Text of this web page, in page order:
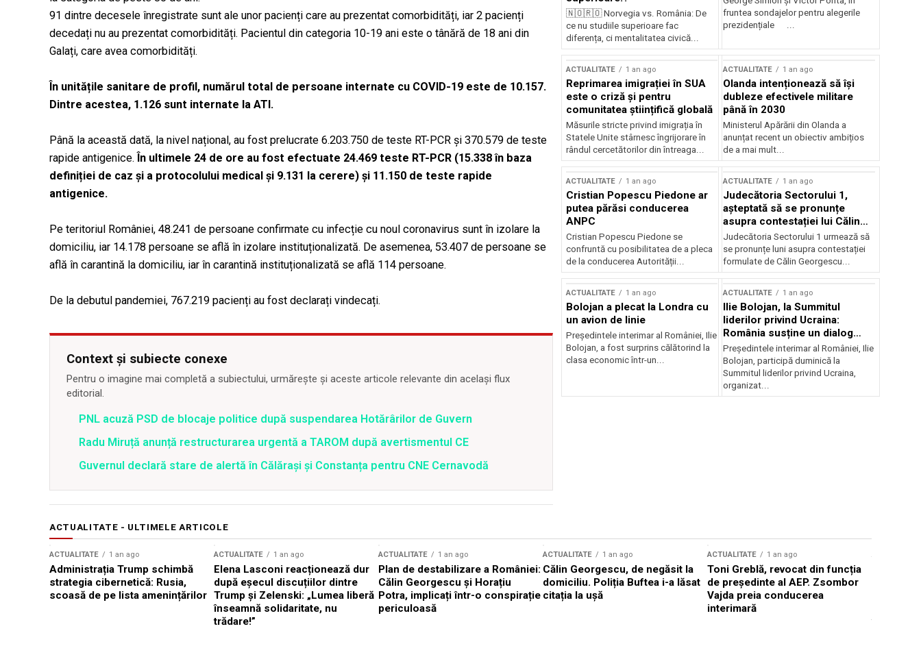
91 dintre decesele înregistrate sunt ale unor pacienți care au prezentat comorbidități, iar 2 pacienți
decedați nu au prezentat comorbidități. Pacientul din categoria 10-19 ani este o tânără de 18 ani din
Galați, care avea comorbidități.
În unitățile sanitare de profil, numărul total de persoane internate cu COVID-19 este de 10.157.
Dintre acestea, 1.126 sunt internate la ATI.
Până la această dată, la nivel național, au fost prelucrate 6.203.750 de teste RT-PCR și 370.579 de teste
rapide antigenice. În ultimele 24 de ore au fost efectuate 24.469 teste RT-PCR (15.338 în baza
definiției de caz și a protocolului medical și 9.131 la cerere) și 11.150 de teste rapide
antigenice.
Pe teritoriul României, 48.241 de persoane confirmate cu infecție cu noul coronavirus sunt în izolare la
domiciliu, iar 14.178 persoane se află în izolare instituționalizată. De asemenea, 53.407 de persoane se
află în carantină la domiciliu, iar în carantină instituționalizată se află 114 persoane.
De la debutul pandemiei, 767.219 pacienți au fost declarați vindecați.
Context și subiecte conexe
Pentru o imagine mai completă a subiectului, urmărește și aceste articole relevante din același flux
editorial.
PNL acuză PSD de blocaje politice după suspendarea Hotărârilor de Guvern
Radu Miruță anunță restructurarea urgentă a TAROM după avertismentul CE
Guvernul declară stare de alertă în Călărași și Constanța pentru CNE Cernavodă
🇳🇴🇷🇴 Norvegia vs. România: De
ce nu studiile superioare fac
diferența, ci mentalitatea civică...
fruntea sondajelor pentru alegerile
prezidențiale ...
ACTUALITATE 1 an ago
Reprimarea imigrației în SUA
este o criză și pentru
comunitatea științifică globală
Măsurile stricte privind imigrația în
Statele Unite stârnesc îngrijorare în
rândul cercetătorilor din întreaga...
ACTUALITATE 1 an ago
Olanda intenționează să își
dubleze efectivele militare
până în 2030
Ministerul Apărării din Olanda a
anunțat recent un obiectiv ambițios
de a mai mult...
ACTUALITATE 1 an ago
Cristian Popescu Piedone ar
putea părăsi conducerea
ANPC
Cristian Popescu Piedone se
confruntă cu posibilitatea de a pleca
de la conducerea Autorității...
ACTUALITATE 1 an ago
Judecătoria Sectorului 1,
așteptată să se pronunțe
asupra contestației lui Călin
Georgescu privind controlul
judiciar
Judecătoria Sectorului 1 urmează să
se pronunțe luni asupra contestației
formulate de Călin Georgescu...
ACTUALITATE 1 an ago
Bolojan a plecat la Londra cu
un avion de linie
Președintele interimar al României, Ilie
Bolojan, a fost surprins călătorind la
clasa economic într-un...
ACTUALITATE 1 an ago
Ilie Bolojan, la Summitul
liderilor privind Ucraina:
România susține un dialog
transatlantic pentru securitate
și stabilitate
Președintele interimar al României, Ilie
Bolojan, participă duminică la
Summitul liderilor privind Ucraina,
organizat...
ACTUALITATE - ULTIMELE ARTICOLE
ACTUALITATE 1 an ago
Administrația Trump schimbă
strategia cibernetică: Rusia,
scoasă de pe lista amenințărilor
ACTUALITATE 1 an ago
Elena Lasconi reacționează dur
după eșecul discuțiilor dintre
Trump și Zelenski: „Lumea liberă
înseamnă solidaritate, nu
trădare!”
ACTUALITATE 1 an ago
Plan de destabilizare a României:
Călin Georgescu și Horațiu
Potra, implicați într-o conspirație
periculoasă
ACTUALITATE 1 an ago
Călin Georgescu, de negăsit la
domiciliu. Poliția Buftea i-a lăsat
citația la ușă
ACTUALITATE 1 an ago
Toni Greblă, revocat din funcția
de președinte al AEP. Zsombor
Vajda preia conducerea
interimară